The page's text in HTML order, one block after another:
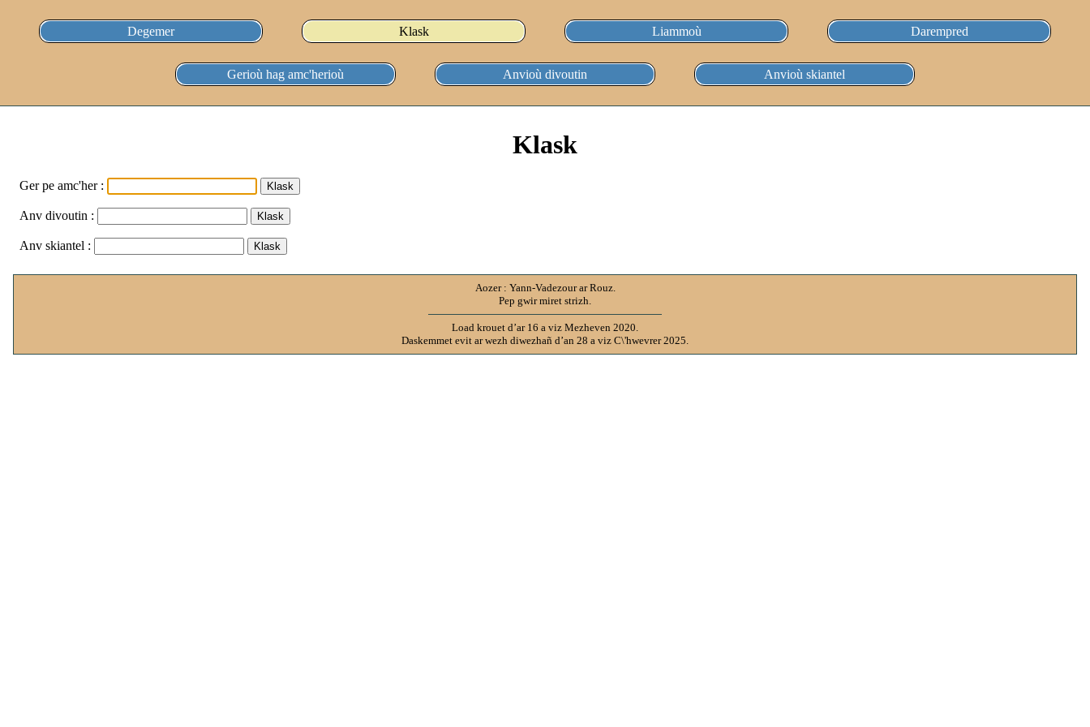
Degemer Klask Liammoù Darempred
Gerioù hag amc'herioù Anvioù divoutin Anvioù skiantel
Klask
Ger pe amc'her :
Anv divoutin :
Anv skiantel :
Aozer : Yann-Vadezour ar Rouz.
Pep gwir miret strizh.
Load krouet d’ar 16 a viz Mezheven 2020.
Daskemmet evit ar wezh diwezhañ d’an 28 a viz C\'hwevrer 2025.